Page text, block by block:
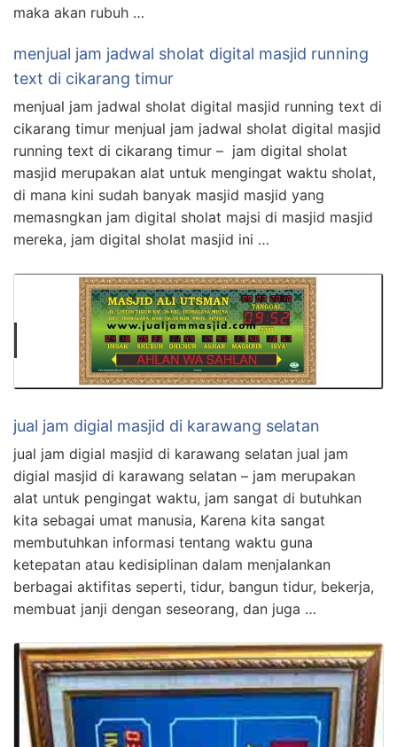
maka akan rubuh …
menjual jam jadwal sholat digital masjid running
text di cikarang timur
menjual jam jadwal sholat digital masjid running text di
cikarang timur menjual jam jadwal sholat digital masjid
running text di cikarang timur – jam digital sholat
masjid merupakan alat untuk mengingat waktu sholat,
di mana kini sudah banyak masjid masjid yang
memasngkan jam digital sholat majsi di masjid masjid
mereka, jam digital sholat masjid ini …
jual jam digial masjid di karawang selatan
jual jam digial masjid di karawang selatan jual jam
digial masjid di karawang selatan – jam merupakan
alat untuk pengingat waktu, jam sangat di butuhkan
kita sebagai umat manusia, Karena kita sangat
membutuhkan informasi tentang waktu guna
ketepatan atau kedisiplinan dalam menjalankan
berbagai aktifitas seperti, tidur, bangun tidur, bekerja,
membuat janji dengan seseorang, dan juga …